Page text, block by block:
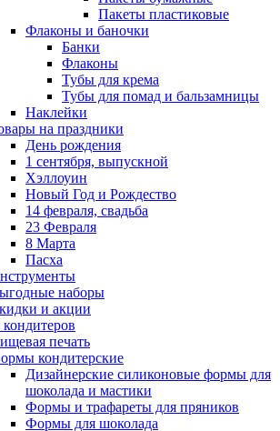
Пакеты пластиковые
Флаконы и баночки
Банки
Флаконы
Тубы для крема
Тубы для помад и бальзамницы
Наклейки
на праздники
День рождения
1 сентября, выпускной
Хэллоуин
Новый Год и Рождество
14 февраля, свадьба
23 Февраля
8 Марта
Пасха
наборы
и акции
печать
кондитерские
Дизайнерские силиконовые формы для
шоколада и мастики
Формы и трафареты для пряников
Формы для шоколада